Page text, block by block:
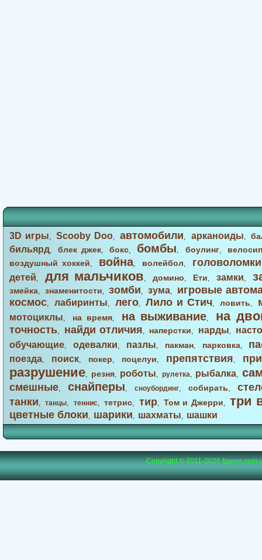
3D игры,Scooby Doo,автомобили, арканоиды,
бильярд,блек джек,бокс, бомбы, боулинг,
воздушный хоккей, война, волейбол, головоломки
детей, для мальчиков, домино, Ети, замки,
змейка, знаменитости,зомби, зума,
игровые
космос, лабиринты, лего,Лило и Стич,ловить,
мотоциклы, на время, на выживание, на
точность, найди отличия, наперстки, нарды,
обучающие, одевалки, пазлы, пакман, парковка,
поезда, поиск, покер, поцелуи, препятствия,
разрушение, резня, роботы, рулетка, рыбалка,
смешные, снайперы, сноубординг, собирать,
танки,танцы, теннис,тетрис, тир,Том и Джерри, три
цветные блоки, шарики, шахматы, шашки
Copyright © 2011-2026